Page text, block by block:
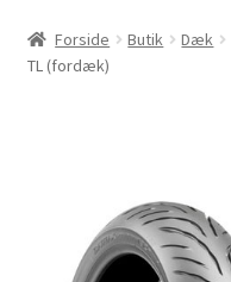
Slanger & fælgband
MC dæk test
Forside Butik Dæk
TL (fordæk)